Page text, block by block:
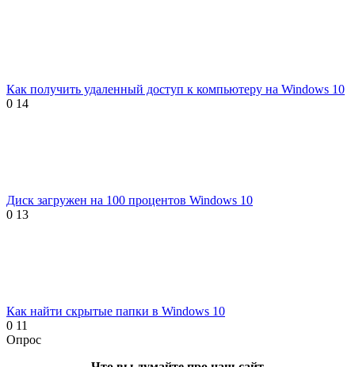
Как получить удаленный доступ к компьютеру на Windows 10
0 14
Диск загружен на 100 процентов Windows 10
0 13
Как найти скрытые папки в Windows 10
0 11
Опрос